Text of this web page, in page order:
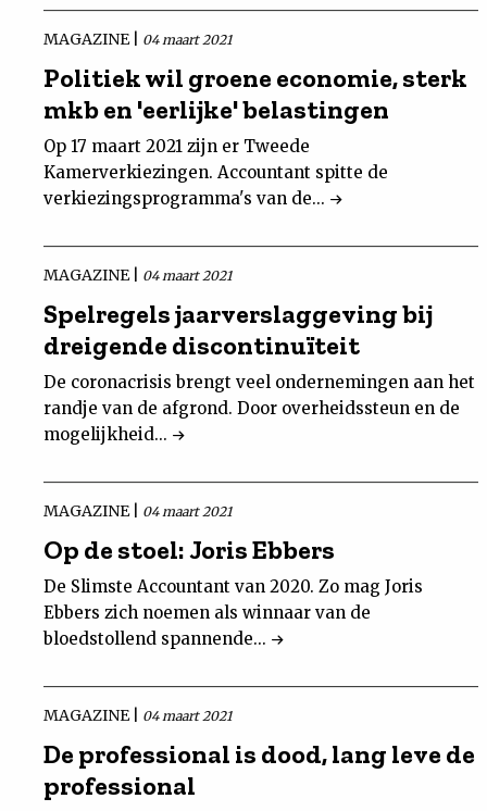
MAGAZINE | 04 maart 2021
Politiek wil groene economie, sterk
mkb en 'eerlijke' belastingen
Op 17 maart 2021 zijn er Tweede
Kamerverkiezingen. Accountant spitte de
verkiezingsprogramma's van de...
MAGAZINE | 04 maart 2021
Spelregels jaarverslaggeving bij
dreigende discontinuïteit
De coronacrisis brengt veel ondernemingen aan het
randje van de afgrond. Door overheidssteun en de
mogelijkheid...
MAGAZINE | 04 maart 2021
Op de stoel: Joris Ebbers
De Slimste Accountant van 2020. Zo mag Joris
Ebbers zich noemen als winnaar van de
bloedstollend spannende...
MAGAZINE | 04 maart 2021
De professional is dood, lang leve de
professional